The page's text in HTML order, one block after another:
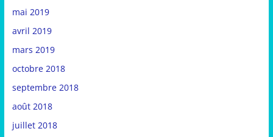
mai 2019
avril 2019
mars 2019
octobre 2018
septembre 2018
août 2018
juillet 2018